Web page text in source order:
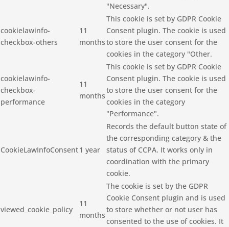
"Necessary".
cookielawinfo-
checkbox-others
11
months
This cookie is set by GDPR Cookie
Consent plugin. The cookie is used
to store the user consent for the
cookies in the category "Other.
cookielawinfo-
checkbox-
performance
11
months
This cookie is set by GDPR Cookie
Consent plugin. The cookie is used
to store the user consent for the
cookies in the category
"Performance".
CookieLawInfoConsent1 year
Records the default button state of
the corresponding category & the
status of CCPA. It works only in
coordination with the primary
cookie.
viewed_cookie_policy
11
months
The cookie is set by the GDPR
Cookie Consent plugin and is used
to store whether or not user has
consented to the use of cookies. It